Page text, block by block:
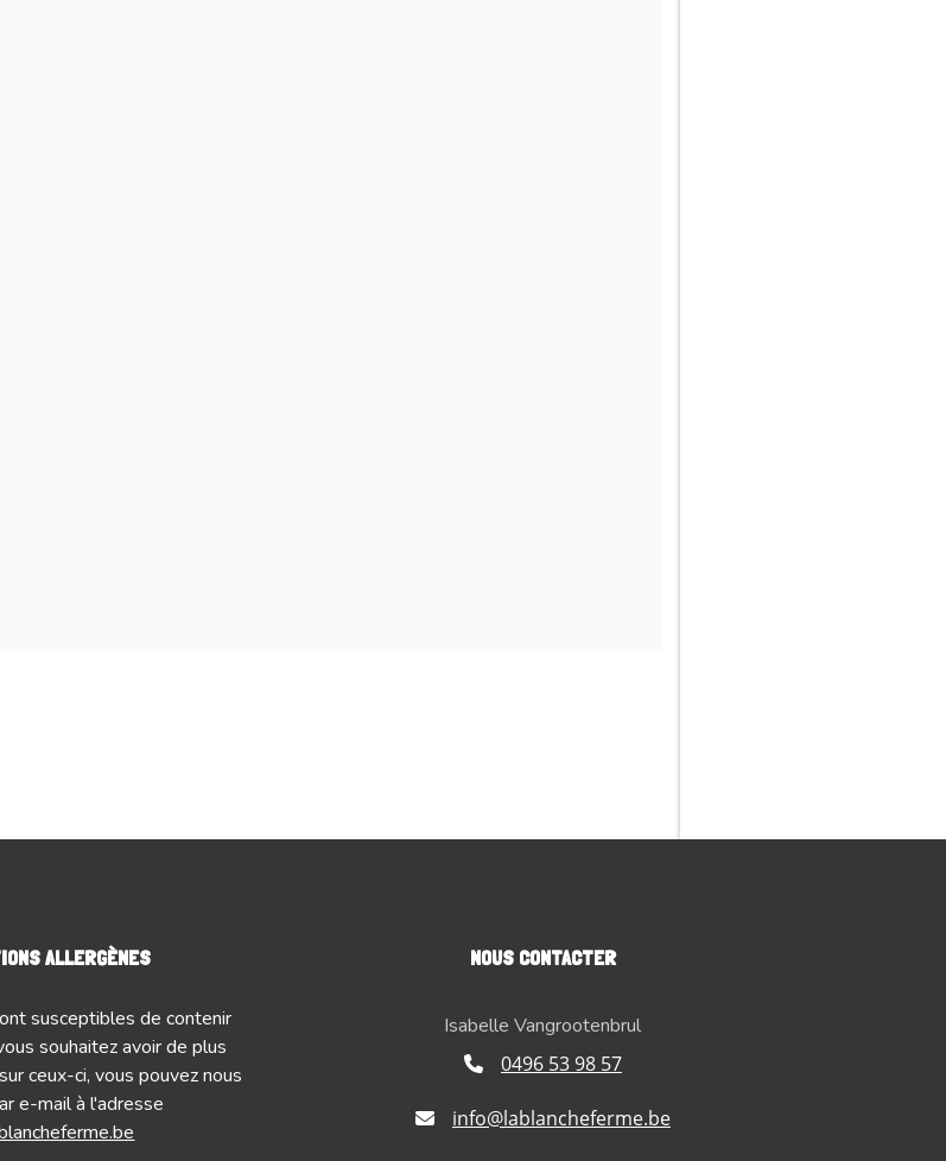
ALLERGÈNES
susceptibles de contenir
souhaitez avoir de plus
ceux-ci, vous pouvez nous
e-mail à l'adresse
NOUS CONTACTER
Isabelle Vangrootenbrul
0496 53 98 57
info@lablancheferme.be